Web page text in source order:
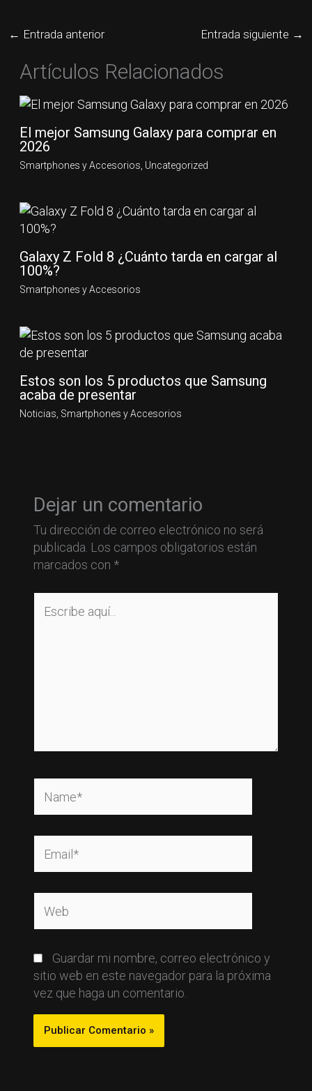
← Entrada anterior Entrada siguiente →
Artículos Relacionados
El mejor Samsung Galaxy para comprar en
2026
Smartphones y Accesorios Uncategorized
Galaxy Z Fold 8 ¿Cuánto tarda en cargar al
100%?
Smartphones y Accesorios
Estos son los 5 productos que Samsung
acaba de presentar
Noticias Smartphones y Accesorios
Dejar un comentario
Tu dirección de correo electrónico no será
publicada. Los campos obligatorios están
marcados con *
aquí...
Guardar mi nombre, correo electrónico y
sitio web en este navegador para la próxima
vez que haga un comentario.